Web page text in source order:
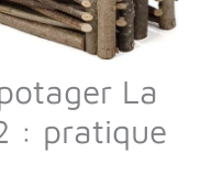
La
: pratique